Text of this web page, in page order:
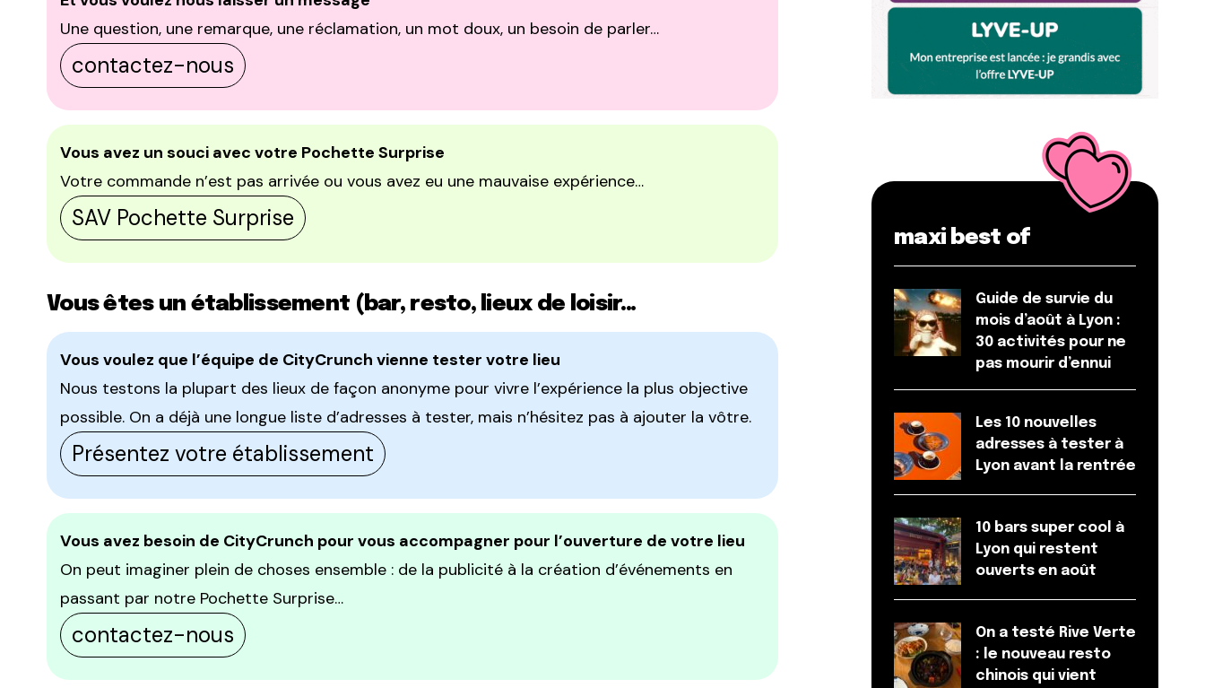
Une question, une remarque, une réclamation, un mot doux, un besoin de parler…
contactez-nous
Vous avez un souci avec votre Pochette Surprise
Votre commande n’est pas arrivée ou vous avez eu une mauvaise expérience…
SAV Pochette Surprise
Vous êtes un établissement (bar, resto, lieux de loisir…
Vous voulez que l’équipe de CityCrunch vienne tester votre lieu
Nous testons la plupart des lieux de façon anonyme pour vivre l’expérience la plus objective
possible. On a déjà une longue liste d’adresses à tester, mais n’hésitez pas à ajouter la vôtre.
Présentez votre établissement
Vous avez besoin de CityCrunch pour vous accompagner pour l’ouverture de votre lieu
On peut imaginer plein de choses ensemble : de la publicité à la création d’événements en
passant par notre Pochette Surprise…
contactez-nous
maxi best of
Guide de survie du
mois d’août à Lyon :
30 activités pour ne
pas mourir d’ennui
Les 10 nouvelles
adresses à tester à
Lyon avant la rentrée
10 bars super cool à
Lyon qui restent
ouverts en août
On a testé Rive Verte
: le nouveau resto
chinois qui vient